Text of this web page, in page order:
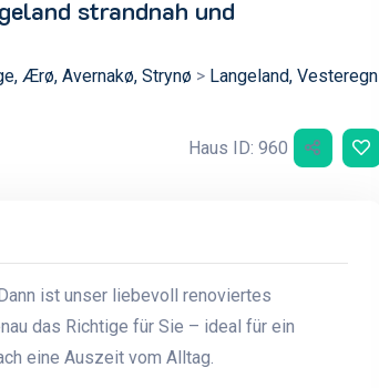
strandnah und
Ærø, Avernakø, Strynø> Langeland, Vesteregn
Haus ID: 960
ist unser liebevoll renoviertes
das Richtige für Sie – ideal für ein
eine Auszeit vom Alltag.